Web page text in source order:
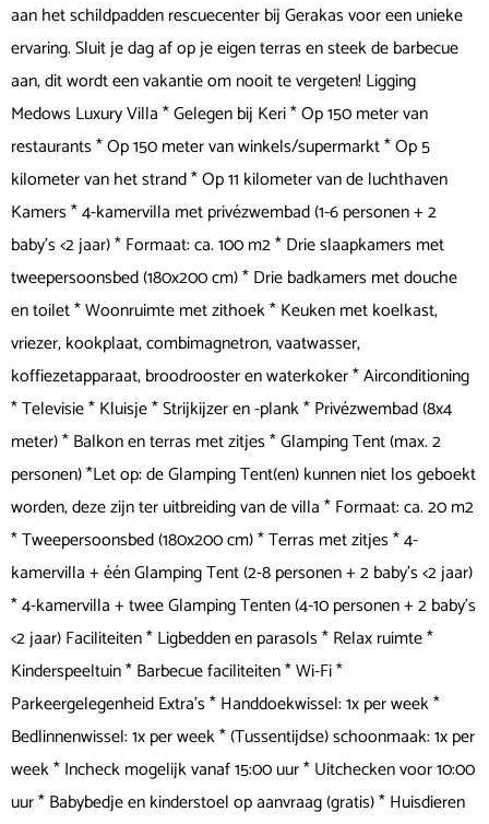
aan het schildpadden rescuecenter bij Gerakas voor een unieke
ervaring. Sluit je dag af op je eigen terras en steek de barbecue
aan, dit wordt een vakantie om nooit te vergeten! Ligging
Medows Luxury Villa * Gelegen bij Keri * Op 150 meter van
restaurants * Op 150 meter van winkels/supermarkt * Op 5
kilometer van het strand * Op 11 kilometer van de luchthaven
Kamers * 4-kamervilla met privézwembad (1-6 personen + 2
baby's <2 jaar) * Formaat: ca. 100 m2 * Drie slaapkamers met
tweepersoonsbed (180x200 cm) * Drie badkamers met douche
en toilet * Woonruimte met zithoek * Keuken met koelkast,
vriezer, kookplaat, combimagnetron, vaatwasser,
koffiezetapparaat, broodrooster en waterkoker * Airconditioning
* Televisie * Kluisje * Strijkijzer en -plank * Privézwembad (8x4
meter) * Balkon en terras met zitjes * Glamping Tent (max. 2
personen) *Let op: de Glamping Tent(en) kunnen niet los geboekt
worden, deze zijn ter uitbreiding van de villa * Formaat: ca. 20 m2
* Tweepersoonsbed (180x200 cm) * Terras met zitjes * 4-
kamervilla + één Glamping Tent (2-8 personen + 2 baby's <2 jaar)
* 4-kamervilla + twee Glamping Tenten (4-10 personen + 2 baby's
<2 jaar) Faciliteiten * Ligbedden en parasols * Relax ruimte *
Kinderspeeltuin * Barbecue faciliteiten * Wi-Fi *
Parkeergelegenheid Extra's * Handdoekwissel: 1x per week *
Bedlinnenwissel: 1x per week * (Tussentijdse) schoonmaak: 1x per
week * Incheck mogelijk vanaf 15:00 uur * Uitchecken voor 10:00
uur * Babybedje en kinderstoel op aanvraag (gratis) * Huisdieren